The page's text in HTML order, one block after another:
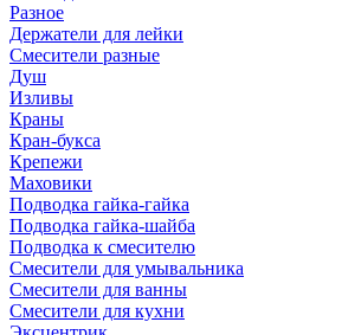
Разное
Держатели для лейки
Смесители разные
Душ
Изливы
Краны
Кран-букса
Крепежи
Маховики
Подводка гайка-гайка
Подводка гайка-шайба
Подводка к смесителю
Смесители для умывальника
Смесители для ванны
Смесители для кухни